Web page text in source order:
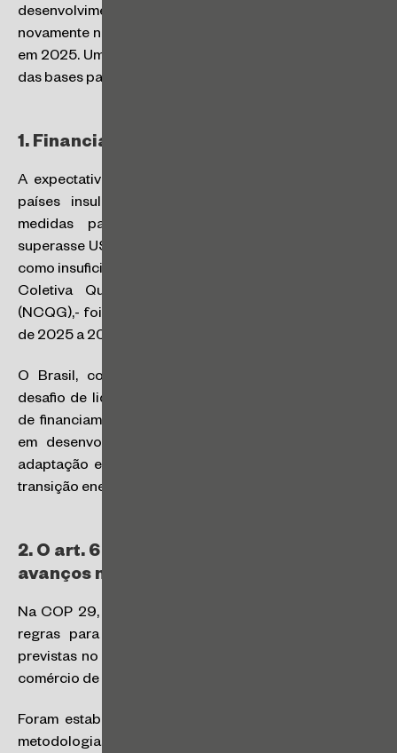
desenvolvimento. Esse tema deverá ser abordado
novamente na COP30, que ocorrerá em Belém do Pará,
em 2025. Um ponto positivo dessa COP foi a definição
das bases para o mercado internacional de carbono.
1. Financiamento climático:
A expectativa dos países em desenvolvimento e dos
países insulares era de que o financiamento das
medidas para combate às mudanças climáticas
superasse US$ 1,3 trilhão anuais, a partir de 2025. Vista
como insuficiente, a meta de financiamento, – Nova Meta
Coletiva Quantificada de Financiamento Climático
(NCQG),- foi fixada em US$ 300 bilhões, com vigência
de 2025 a 2035.
O Brasil, como país-sede da próxima COP, terá o
desafio de liderar o processo de articulação de metas
de financiamento mais ambiciosas para que os países
em desenvolvimento possam implementar ações de
adaptação e mitigação das mudanças climáticas e de
transição energética.
2. O art. 6 do Acordo de Paris e os
avanços no mercado global de carbono:
Na COP 29, houve, finalmente, avanço na definição de
regras para um mercado internacional de carbono,
previstas no art. 6 do Acordo de Paris, que facilitará o
comércio de créditos de carbono entre os países.
Foram estabelecidos requisitos para a aprovação de
metodologias e atividades de remoção de Gases de